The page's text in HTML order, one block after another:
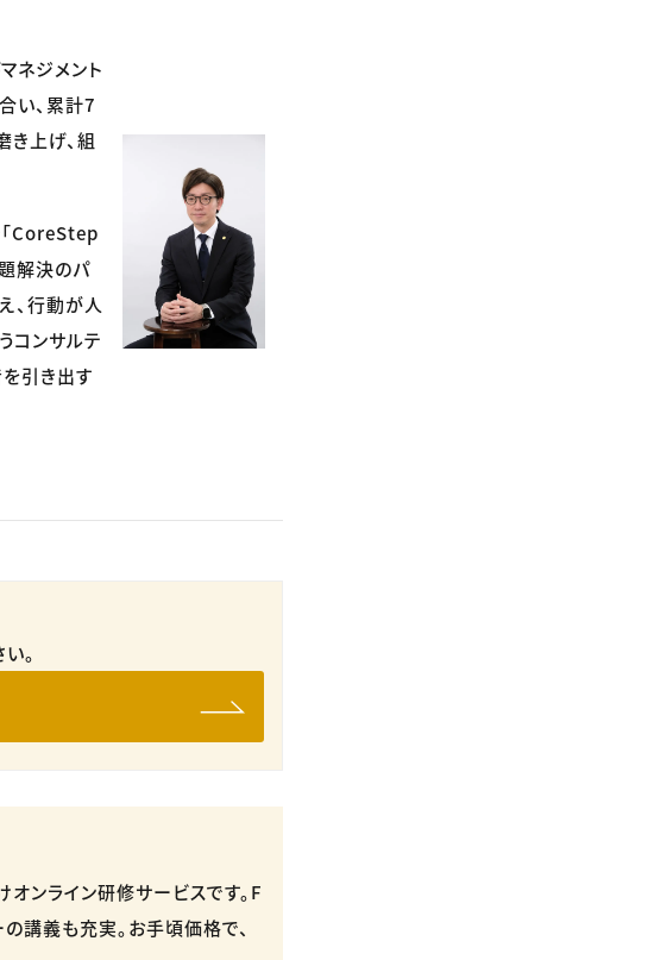
ネジメント
い、累計7
上げ、組
CoreStep
解決のパ
、行動が人
コンサルテ
引き出す
。
ンライン研修サービスです。​F
講義も充実。​お手頃価格で、